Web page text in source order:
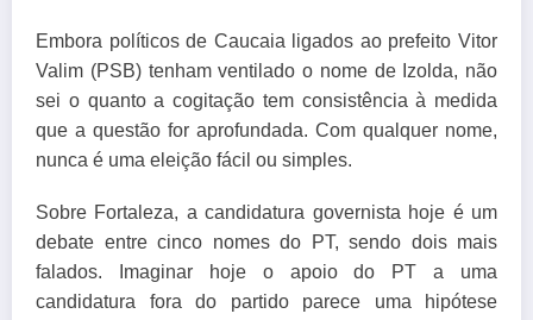
Embora políticos de Caucaia ligados ao prefeito Vitor
Valim (PSB) tenham ventilado o nome de Izolda, não
sei o quanto a cogitação tem consistência à medida
que a questão for aprofundada. Com qualquer nome,
nunca é uma eleição fácil ou simples.
Sobre Fortaleza, a candidatura governista hoje é um
debate entre cinco nomes do PT, sendo dois mais
falados. Imaginar hoje o apoio do PT a uma
candidatura fora do partido parece uma hipótese